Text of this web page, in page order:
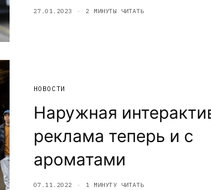
27.01.2023 2 МИНУТЫ ЧИТАТЬ
НОВОСТИ
Наружная
реклама теперь и с
ароматами
07.11.2022 1 МИНУТУ ЧИТАТЬ